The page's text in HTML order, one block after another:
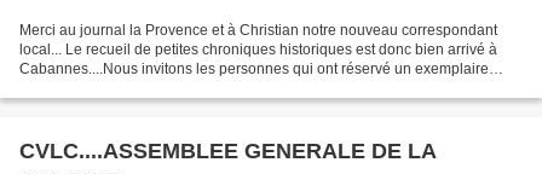
Merci au journal la Provence et à Christian notre nouveau correspondant
local... Le recueil de petites chroniques historiques est donc bien arrivé à
Cabannes....Nous invitons les personnes qui ont réservé un exemplaire
CVLC....ASSEMBLEE GENERALE DE LA